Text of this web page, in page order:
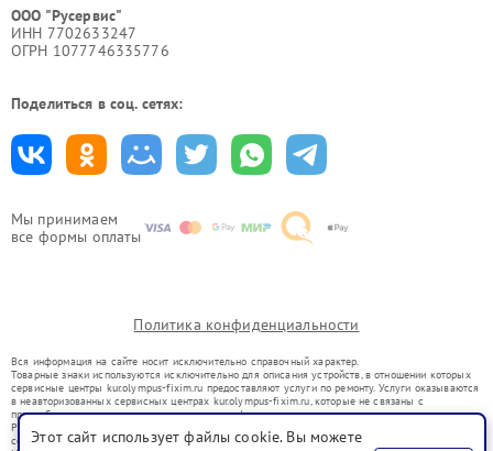
Мы принимаем
все формы оплаты
ООО "Русервис"
ИНН 7702633247
ОГРН 1077746335776
Поделиться в соц. сетях:
Политика конфиденциальности
Вся информация на сайте носит исключительно справочный характер.
Товарные знаки используются исключительно для описания устройств, в отношении которых
сервисные центры kur.olympus-fixim.ru предоставляют услуги по ремонту. Услуги оказываются
в неавторизованных сервисных центрах kur.olympus-fixim.ru, которые не связаны с
правообладателями товарных знаков или их официальными представителями.
Ремонт осуществляется для устройств, уже введенных в гражданский оборот в соответствии
со статьей 1487 ГК РФ.
Этот сайт использует файлы cookie. Вы можете